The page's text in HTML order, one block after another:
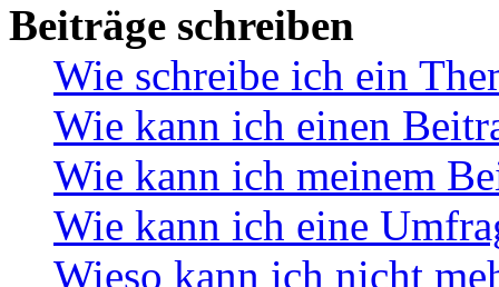
Beiträge schreiben
Wie schreibe ich ein
Wie kann ich einen
Wie kann ich meinem
Wie kann ich eine
Wieso kann ich nicht